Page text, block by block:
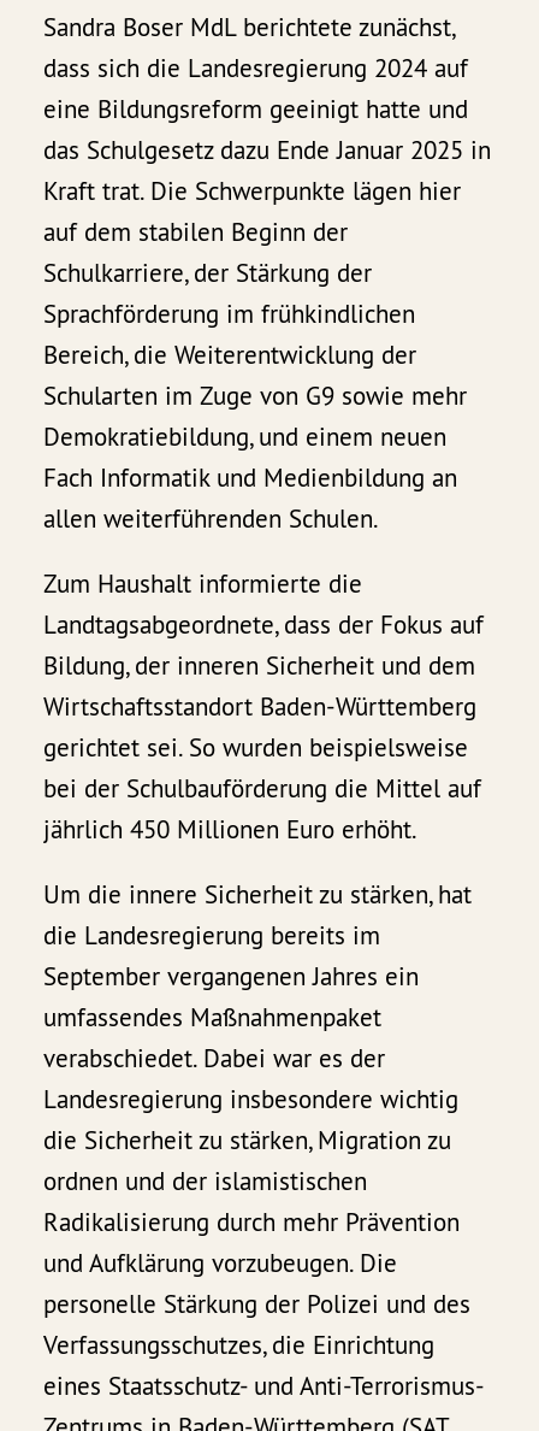
Sandra Boser MdL berichtete zunächst,
dass sich die Landesregierung 2024 auf
eine Bildungsreform geeinigt hatte und
das Schulgesetz dazu Ende Januar 2025 in
Kraft trat. Die Schwerpunkte lägen hier
auf dem stabilen Beginn der
Schulkarriere, der Stärkung der
Sprachförderung im frühkindlichen
Bereich, die Weiterentwicklung der
Schularten im Zuge von G9 sowie mehr
Demokratiebildung, und einem neuen
Fach Informatik und Medienbildung an
allen weiterführenden Schulen.
Zum Haushalt informierte die
Landtagsabgeordnete, dass der Fokus auf
Bildung, der inneren Sicherheit und dem
Wirtschaftsstandort Baden-Württemberg
gerichtet sei. So wurden beispielsweise
bei der Schulbauförderung die Mittel auf
jährlich 450 Millionen Euro erhöht.
Um die innere Sicherheit zu stärken, hat
die Landesregierung bereits im
September vergangenen Jahres ein
umfassendes Maßnahmenpaket
verabschiedet. Dabei war es der
Landesregierung insbesondere wichtig
die Sicherheit zu stärken, Migration zu
ordnen und der islamistischen
Radikalisierung durch mehr Prävention
und Aufklärung vorzubeugen. Die
personelle Stärkung der Polizei und des
Verfassungsschutzes, die Einrichtung
eines Staatsschutz- und Anti-Terrorismus-